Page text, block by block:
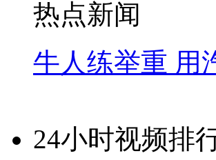
热点新闻
牛人练举重 用
24小时视频排